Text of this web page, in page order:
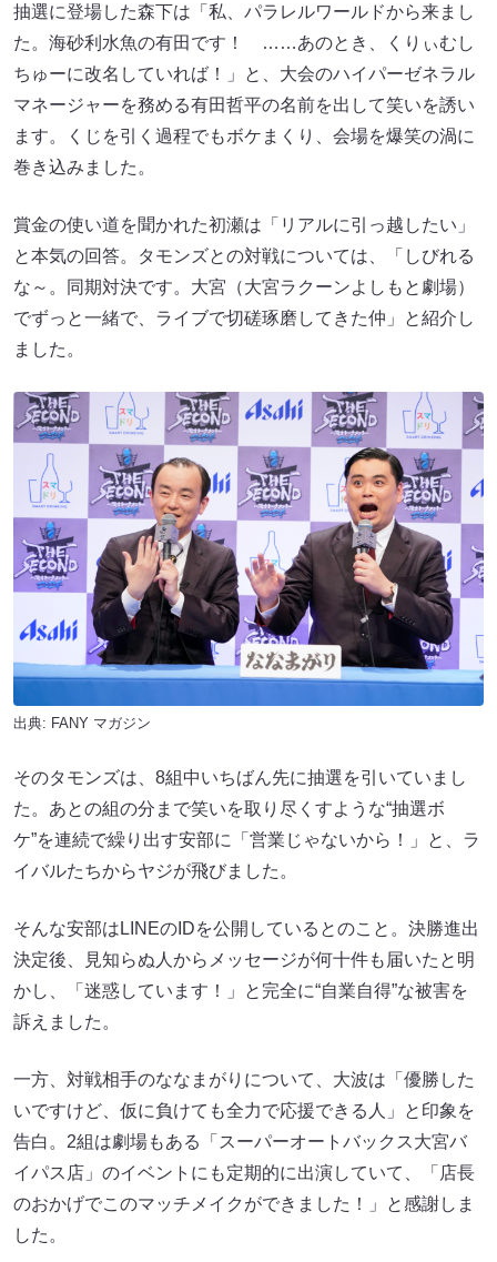
抽選に登場した森下は「私、パラレルワールドから来まし
た。海砂利水魚の有田です！ ……あのとき、くりぃむし
ちゅー​​に改名していれば！」と、大会のハイパーゼネラル
マネージャー​​を務める有田哲平の名前を出して笑いを誘い
ます。くじを引く過程でもボケまくり、会場を爆笑の渦に
巻き込みました。
賞金の使い道を聞かれた初瀬は「リアルに引っ越したい」
と本気の回答。タモンズとの対戦については、「しびれる
な～。同期対決です。大宮（大宮ラクーンよしもと劇場）
でずっと一緒で、ライブで切磋琢磨してきた仲」と紹介し
ました。
出典: FANY マガジン
そのタモンズは、8組中いちばん先に抽選を引いていまし
た。あとの組の分まで笑いを取り尽くすような“抽選ボ
ケ”を連続で繰り出す安部に「営業じゃないから！」と、ラ
イバルたちからヤジが飛びました。
そんな安部はLINEのIDを公開しているとのこと。決勝進出
決定後、見知らぬ人からメッセージが何十件も届いたと明
かし、「迷惑しています！」と完全に“自業自得”な被害を
訴えました。
一方、対戦相手のななまがりについて、大波は「優勝した
いですけど、仮に負けても全力で応援できる人」と印象を
告白。2組は劇場もある「スーパーオートバックス大宮バ
イパス店」のイベントにも定期的に出演していて、「店長
のおかげでこのマッチメイクができました！」と感謝しま
した。